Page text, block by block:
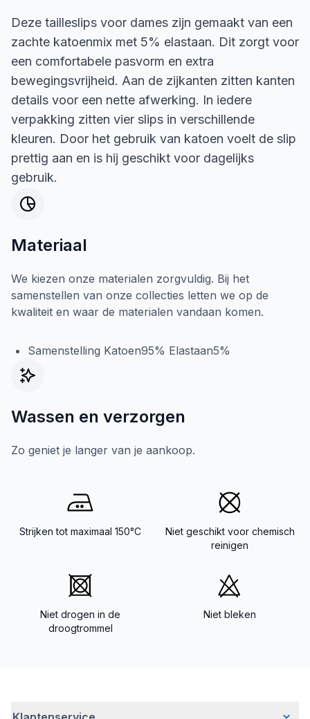
Deze tailleslips voor dames zijn gemaakt van een
zachte katoenmix met 5% elastaan. Dit zorgt voor
een comfortabele pasvorm en extra
bewegingsvrijheid. Aan de zijkanten zitten kanten
details voor een nette afwerking. In iedere
verpakking zitten vier slips in verschillende
kleuren. Door het gebruik van katoen voelt de slip
prettig aan en is hij geschikt voor dagelijks
gebruik.
Materiaal
We kiezen onze materialen zorgvuldig. Bij het
samenstellen van onze collecties letten we op de
kwaliteit en waar de materialen vandaan komen.
Samenstelling Katoen95% Elastaan5%
Wassen en verzorgen
Zo geniet je langer van je aankoop.
Strijken tot maximaal 150°C
Niet geschikt voor chemisch
reinigen
Niet drogen in de
droogtrommel
Niet bleken